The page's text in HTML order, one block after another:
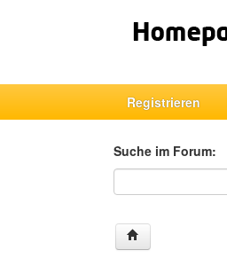
Registrieren
Suche im Forum:
Suche im Forum